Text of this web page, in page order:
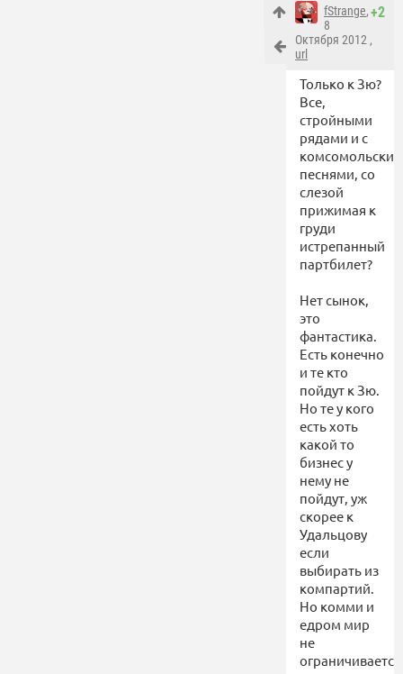
+2
fStrange,
8
Октября 2012 ,
url
Только к Зю?
Все,
стройными
рядами и с
песнями, со
слезой
прижимая к
груди
истрепанный
партбилет?
Нет сынок,
это
фантастика.
Есть конечно
и те кто
пойдут к Зю.
Но те у кого
есть хоть
какой то
бизнес у
нему не
пойдут, уж
скорее к
Удальцову
если
выбирать из
компартий.
Но комми и
едром мир
не